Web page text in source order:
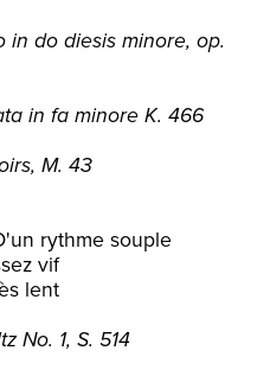
in do diesis minore, op.
in fa minore K. 466
M. 43
rythme souple
vif
lent
No. 1, S. 514